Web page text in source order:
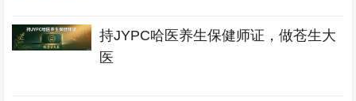
持JYPC哈医养生保健师证，做苍生大
医